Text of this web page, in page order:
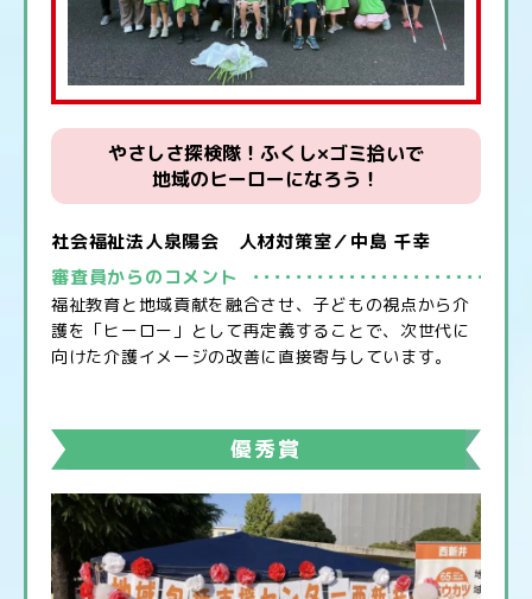
やさしさ探検隊！ふくし×ゴミ拾いで
地域のヒーローになろう！
社会福祉法人泉陽会 人材対策室／中島 千幸
審査員からのコメント
福祉教育と地域貢献を融合させ、子どもの視点から介
護を「ヒーロー」として再定義することで、次世代に
向けた介護イメージの改善に直接寄与しています。
優秀賞